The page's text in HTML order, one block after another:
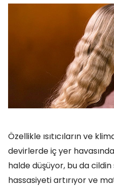
Özellikle ısıtıcıların ve
devirlerde iç yer
halde düşüyor, bu da cildin
hassasiyeti artırıyor ve